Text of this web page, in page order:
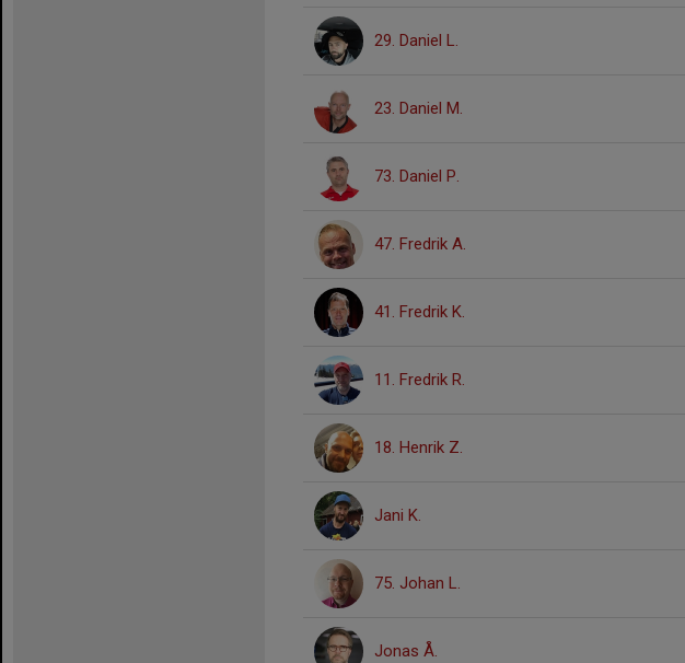
29. Daniel L.
23. Daniel M.
73. Daniel P.
47. Fredrik A.
41. Fredrik K.
11. Fredrik R.
18. Henrik Z.
Jani K.
75. Johan L.
Jonas Å.